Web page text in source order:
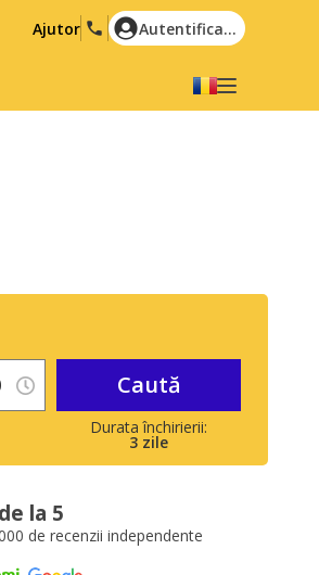
Ajutor Autentificare
Hrvatski
3 zile
Caută
la 5
de recenzii independente